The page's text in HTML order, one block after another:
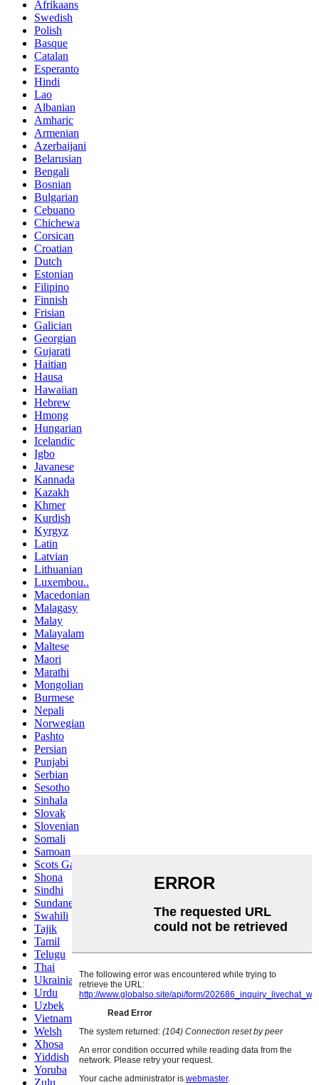
Afrikaans
Swedish
Polish
Basque
Catalan
Esperanto
Hindi
Lao
Albanian
Amharic
Armenian
Azerbaijani
Belarusian
Bengali
Bosnian
Bulgarian
Cebuano
Chichewa
Corsican
Croatian
Dutch
Estonian
Filipino
Finnish
Frisian
Galician
Georgian
Gujarati
Haitian
Hausa
Hawaiian
Hebrew
Hmong
Hungarian
Icelandic
Igbo
Javanese
Kannada
Kazakh
Khmer
Kurdish
Kyrgyz
Latin
Latvian
Lithuanian
Luxembou..
Macedonian
Malagasy
Malay
Malayalam
Maltese
Maori
Marathi
Mongolian
Burmese
Nepali
Norwegian
Pashto
Persian
Punjabi
Serbian
Sesotho
Sinhala
Slovak
Slovenian
Somali
Samoan
Scots Gaelic
Shona
Sindhi
Sundanese
Swahili
Tajik
Tamil
Telugu
Thai
Ukrainian
Urdu
Uzbek
Vietnamese
Welsh
Xhosa
Yiddish
Yoruba